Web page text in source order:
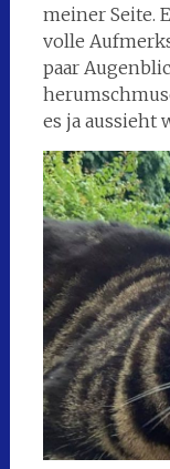
meiner Seite.
volle
paar
es ja aussieht